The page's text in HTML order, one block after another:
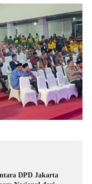
DPD Jakarta